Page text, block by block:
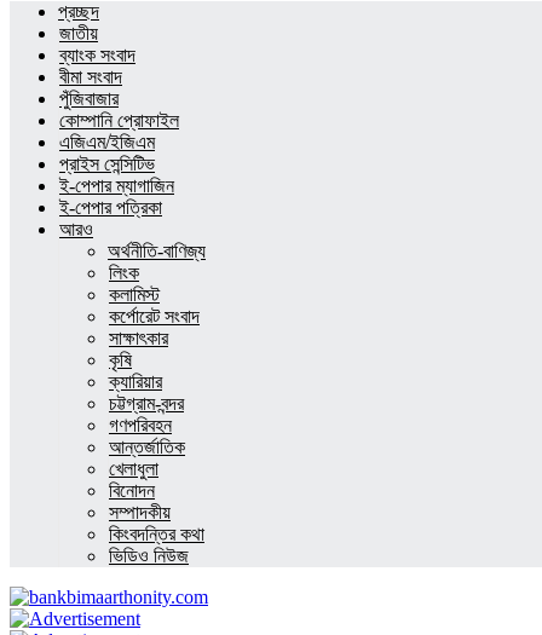
প্রচ্ছদ
জাতীয়
ব্যাংক সংবাদ
বীমা সংবাদ
পুঁজিবাজার
কোম্পানি প্রোফাইল
এজিএম/ইজিএম
প্রাইস সেন্সিটিভ
ই-পেপার ম্যাগাজিন
ই-পেপার পত্রিকা
আরও
অর্থনীতি-বাণিজ্য
লিংক
কলামিস্ট
কর্পোরেট সংবাদ
সাক্ষাৎকার
কৃষি
ক্যারিয়ার
চট্টগ্রাম-বন্দর
গণপরিবহন
আন্তর্জাতিক
খেলাধুলা
বিনোদন
সম্পাদকীয়
কিংবদন্তির কথা
ভিডিও নিউজ